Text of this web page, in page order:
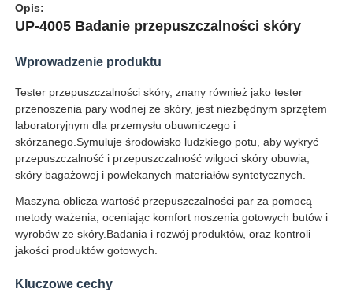
Dom
Opis:
UP-4005 Badanie przepuszczalności skóry
Wprowadzenie produktu
Tester przepuszczalności skóry, znany również jako tester
przenoszenia pary wodnej ze skóry, jest niezbędnym sprzętem
laboratoryjnym dla przemysłu obuwniczego i
skórzanego.Symuluje środowisko ludzkiego potu, aby wykryć
przepuszczalność i przepuszczalność wilgoci skóry obuwia,
skóry bagażowej i powlekanych materiałów syntetycznych.
Maszyna oblicza wartość przepuszczalności par za pomocą
metody ważenia, oceniając komfort noszenia gotowych butów i
wyrobów ze skóry.Badania i rozwój produktów, oraz kontroli
jakości produktów gotowych.
Kluczowe cechy